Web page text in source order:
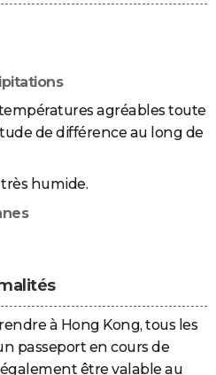
agréables toute
de différence au long de
humide.
à Hong Kong, tous les
passeport en cours de
être valable au